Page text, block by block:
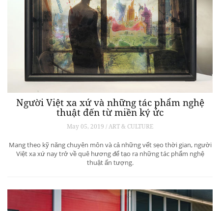
Người Việt xa xứ và những tác phẩm nghệ
thuật đến từ miền ký ức
May 05, 2019 / ART & CULTURE
Mang theo kỹ năng chuyên môn và cả những vết sẹo thời gian, người
Việt xa xứ nay trở về quê hương để tạo ra những tác phẩm nghệ
thuật ấn tượng.